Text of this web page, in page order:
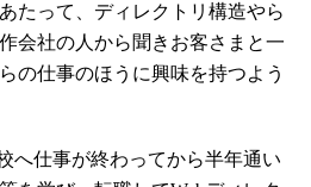
たって、ディレクトリ構造やら
会社の人から聞きお客さまと一
の仕事のほうに興味を持つよう
へ仕事が終わってから半年通い